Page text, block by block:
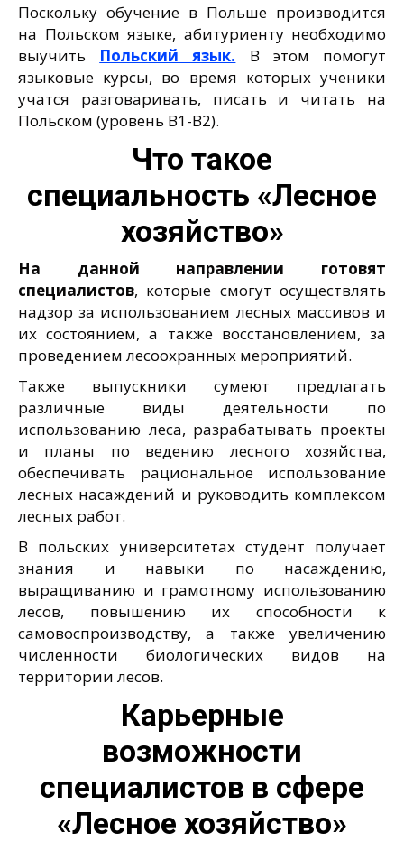
Поскольку обучение в Польше производится
на Польском языке, абитуриенту необходимо
выучить Польский язык. В этом помогут
языковые курсы, во время которых ученики
учатся разговаривать, писать и читать на
Польском (уровень В1-В2).
Что такое
специальность «Лесное
хозяйство»
На данной направлении готовят
специалистов, которые смогут осуществлять
надзор за использованием лесных массивов и
их состоянием, а также восстановлением, за
проведением лесоохранных мероприятий.
Также выпускники сумеют предлагать
различные виды деятельности по
использованию леса, разрабатывать проекты
и планы по ведению лесного хозяйства,
обеспечивать рациональное использование
лесных насаждений и руководить комплексом
лесных работ.
В польских университетах студент получает
знания и навыки по насаждению,
выращиванию и грамотному использованию
лесов, повышению их способности к
самовоспроизводству, а также увеличению
численности биологических видов на
территории лесов.
Карьерные
возможности
специалистов в сфере
«Лесное хозяйство»